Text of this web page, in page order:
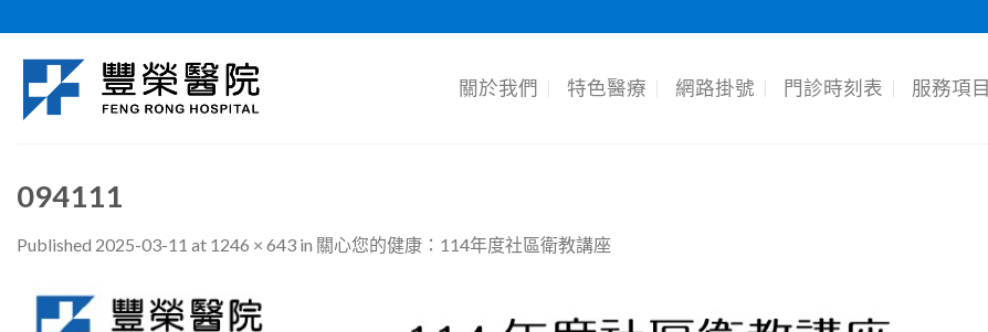
to
content
關於我們 特色醫療 網路掛號 門診時刻表 服務項目
094111
Published 2025-03-11 at 1246 × 643 in 關心您的健康：114年度社區衛教講座